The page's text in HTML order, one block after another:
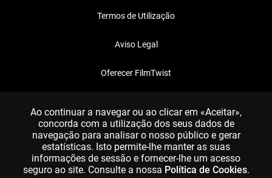
Termos de Utilização
Aviso Legal
Oferecer FilmTwist
Ao continuar a navegar ou ao clicar em «Aceitar»,
concorda com a utilização dos seus dados de
navegação para analisar o nosso público e gerar
estatísticas. Isto permite-lhe manter as suas
informações de sessão e fornecer-lhe um acesso
seguro ao site. Consulte a nossa Política de Cookies.